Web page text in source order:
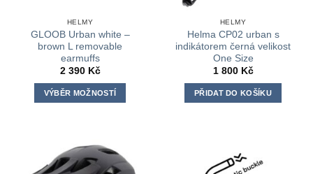
HELMY
GLOOB Urban white –
brown L removable
earmuffs
2 390 Kč
VÝBĚR MOŽNOSTÍ
více
variant.
HELMY
Helma CP02 urban s
indikátorem černá velikost
One Size
1 800 Kč
PŘIDAT DO KOŠÍKU